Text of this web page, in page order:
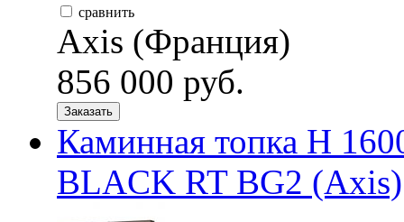
сравнить
Axis (Франция)
856 000 руб.
Заказать
Каминная топка H
BLACK RT BG2 (Axis)